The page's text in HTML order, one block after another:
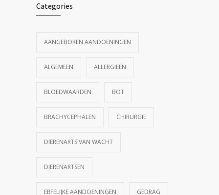
Categories
AANGEBOREN AANDOENINGEN
ALGEMEEN ALLERGIEËN
BLOEDWAARDEN BOT
BRACHYCEPHALEN CHIRURGIE
DIERENARTS VAN WACHT
DIERENARTSEN
ERFELIJKE AANDOENINGEN GEDRAG